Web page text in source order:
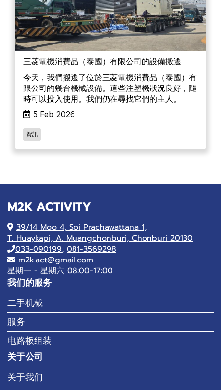
三菱電機消費品（泰國）有限公司的設備搬遷
今天，我們搬遷了位於三菱電機消費品（泰國）有
限公司的幾台機械設備。這些注塑機狀況良好，隨
時可以投入使用。我們仍在尋找它們的主人。
5 Feb 2026
資訊
M2K ACTIVITY
39/14 Moo 4, Soi Prachawattana 1,
T. Huaykapi, A. Muangchonburi, Chonburi 20130
033-090199, 081-3569298
m2k.act@gmail.com
星期一 - 星期六 08:00-17:00
我们的服务
二手机械
服务
电路板组装
关于公司
关于我们